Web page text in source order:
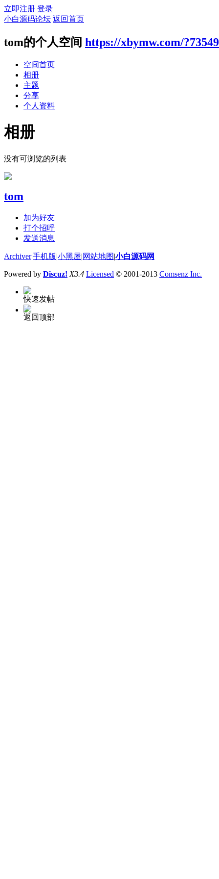
立即注册 登录
小白源码论坛 返回首页
tom的个人空间 https://xbymw.com/?73549
空间首页
相册
主题
分享
个人资料
相册
没有可浏览的列表
tom
加为好友
打个招呼
发送消息
Archiver|手机版|小黑屋|网站地图|小白源码网
Powered by Discuz! X3.4 Licensed © 2001-2013 Comsenz Inc.
快速发帖
返回顶部